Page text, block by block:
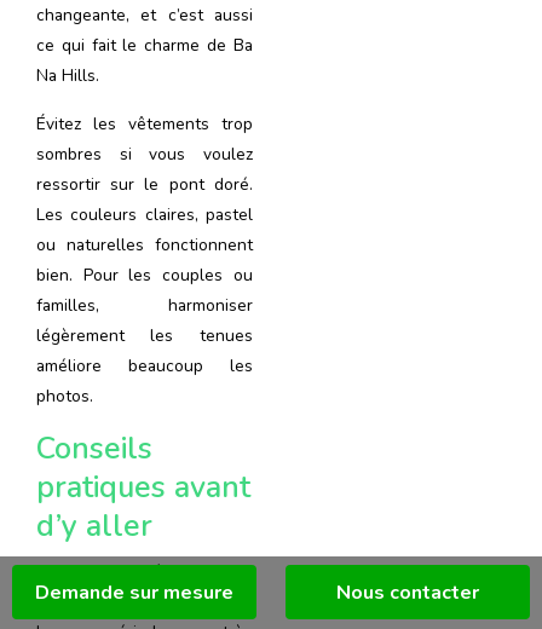
changeante, et c’est aussi
ce qui fait le charme de Ba
Na Hills.
Évitez les vêtements trop
sombres si vous voulez
ressortir sur le pont doré.
Les couleurs claires, pastel
ou naturelles fonctionnent
bien. Pour les couples ou
familles, harmoniser
légèrement les tenues
améliore beaucoup les
photos.
Conseils
pratiques avant
d’y aller
Achetez ou réservez vos
billets à l’avance pendant
Demande sur mesure Nous contacter